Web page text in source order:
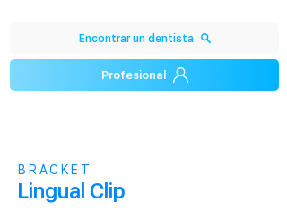
Profesional
Encontrar un dentista
BRACKET
Lingual Clip